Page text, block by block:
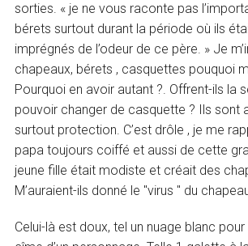
sorties. « je ne vous raconte pas
bérets surtout durant la période où ils
imprégnés de l’odeur de ce père. » Je
chapeaux, bérets , casquettes pouquoi
Pourquoi en avoir autant ?. Offrent-ils la
pouvoir changer de casquette ? Ils sont
surtout protection. C’est drôle , je me
papa toujours coiffé et aussi de cette
jeune fille était modiste et créait des
M’auraient-ils donné le "virus " du
Celui-là est doux, tel un nuage blanc